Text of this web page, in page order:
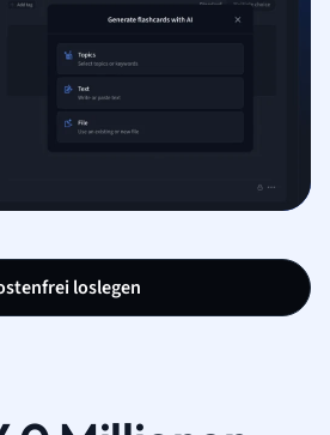
loslegen